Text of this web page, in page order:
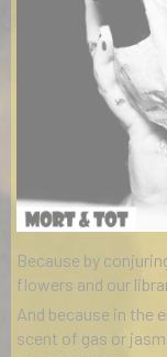
Because by
flowers and our
And because in the
scent of gas or